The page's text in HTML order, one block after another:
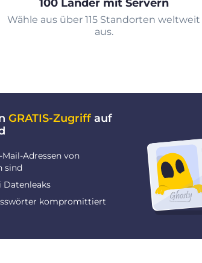
100 Länder mit Servern
Wähle aus über 115 Standorten weltweit
aus.
GRATIS-Zugriff auf
Adressen von
sind
Datenleaks
kompromittiert